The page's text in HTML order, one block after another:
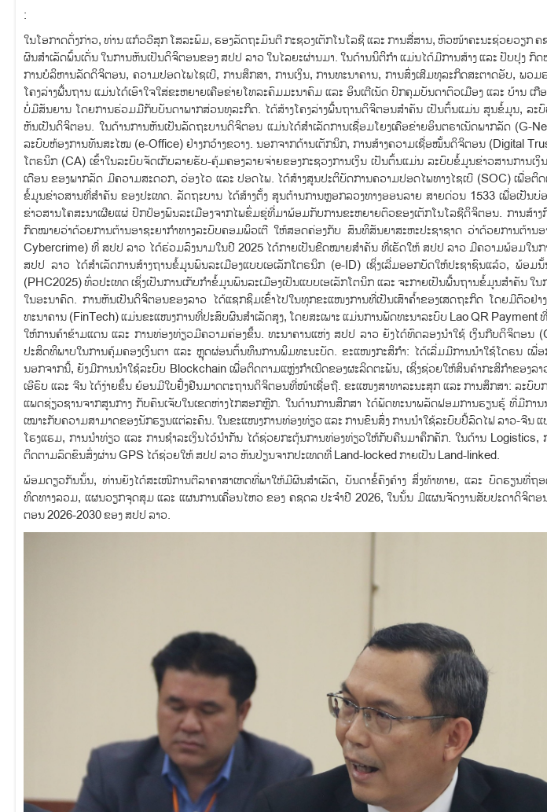
:
ໃນໂອກາດດັ່ງກ່າວ, ​ທ່ານ ແກ້ວວີສຸກ ໂສລະພົມ, ຮອງລັດຖະມົນຕີ ກະຊວງເຕັກໂນໂລຊີ ແລະ ການສື່ສານ, ຫົວໜ້າຄະນະຊ່ວຍວຽກ
ຜົນສຳເລັດພົ້ນເດັ່ນ ໃນການຫັນເປັນດິຈິຕອນຂອງ ສປປ ລາວ ໃນໄລຍະຜ່ານມາ. ໃນດ້ານນິຕິກຳ ແມ່ນໄດ້ມີການສ້າງ ແລະ ປັບປຸງ
ການບໍລິຫານລັດດິຈິຕອນ, ຄວາມປອດໄພໄຊເບີ, ການສຶກສາ, ການເງິນ, ການທະນາຄານ, ການສົ່ງເສີມທຸລະກິດສະຕາດອັບ, ພວ
ໂຄງລ່າງພື້ນຖານ ແມ່ນໄດ້ເອົາໃຈໃສ່ຂະຫຍາຍເຄືອຂ່າຍໂທລະຄົມມະນາຄົມ ແລະ ອິນເຕີເນັດ ປົກຄຸມບັນດາຕົວເມືອງ ແລະ ບ້ານ ເ
ບໍ່ມີສັນຍານ ໂດຍການຮ່ວມມືກັບບັນດາພາກສ່ວນທຸລະກິດ. ໄດ້ສ້າງໂຄງລ່າງພື້ນຖານດິຈິຕອນສຳຄັນ ເປັນຕົ້ນແມ່ນ ສູນຂໍ້ມູນ, ລະບົ
ຫັນເປັນດິຈິຕອນ. ໃນດ້ານການຫັນເປັນລັດຖະບານດິຈິຕອນ ແມ່ນໄດ້ສຳເລັດການເຊື່ອມໂຍງເຄືອຂ່າຍອິນຕຣາເນັດພາກລັດ (G-
ລະບົບຫ້ອງການທັນສະໄໝ (e-Office) ຢ່າງກວ້າງຂວາງ. ນອກຈາກດ້ານເຕັກນິກ, ການສ້າງຄວາມເຊື່ອໝັ້ນດິຈິຕອນ (Digital
ໂຕຣນິກ (CA) ເຂົ້າໃນລະບົບຈັດເກັບລາຍຮັບ-ຄຸ້ມຄອງລາຍຈ່າຍຂອງກະຊວງການເງິນ ເປັນຕົ້ນແມ່ນ ລະບົບຂໍ້ມູນຂ່າວສານການເ
ເດືອນ ຂອງພາກລັດ ມີຄວາມສະດວກ, ວ່ອງໄວ ແລະ ປອດໄພ. ໄດ້ສ້າງສູນປະຕິບັດການຄວາມປອດໄພທາງໄຊເບີ (SOC) ເພື່ອຕິ
ຂໍ້ມູນຂ່າວສານທີ່ສໍາຄັນ ຂອງປະເທດ. ລັດຖະບານ ໄດ້ສ້າງຕັ້ງ ສູນຕ້ານການຫຼອກລວງທາງອອນລາຍ ສາຍດ່ວນ 1533 ເພື່ອເປັນ
ຂ່າວສານໂຄສະນາເຜີຍແຜ່ ປົກປ້ອງພົນລະເມືອງຈາກໄພຂົ່ມຂູ່ທີ່ມາພ້ອມກັບການຂະຫຍາຍຕົວຂອງເຕັກໂນໂລຊີດິຈິຕອນ. ການສ້າ
ກົດໝາຍວ່າດ້ວຍການຕ້ານອາຊະຍາກຳທາງລະບົບຄອມພິວເຕີ ໃຫ້ສອດຄ່ອງກັບ ສົນທິສັນຍາສະຫະປະຊາຊາດ ວ່າດ້ວຍການຕ້ານ
Cybercrime) ທີ່ ສປປ ລາວ ໄດ້ຮ່ວມລົງນາມໃນປີ 2025 ໄດ້ກາຍເປັນຂີດໝາຍສໍາຄັນ ທີ່ເຮັດໃຫ້ ສປປ ລາວ ມີຄວາມພ້ອມໃນ
ສປປ ລາວ ໄດ້ສຳເລັດການສ້າງຖານຂໍ້ມູນພົນລະເມືອງແບບເອເລັກໂຕຣນິກ (e-ID) ເຊິ່ງເລີ່ມອອກບັດໃຫ້ປະຊາຊົນແລ້ວ, ພ້ອມ
(PHC2025) ທົ່ວປະເທດ ເຊິ່ງເປັນການເກັບກໍາຂໍ້ມູນພົນລະເມືອງເປັນແບບເອເລັກໂຕນິກ ແລະ ຈະກາຍເປັນພື້ນຖານຂໍ້ມູນສຳຄັນ
ໃນອະນາຄົດ. ການຫັນເປັນດິຈິຕອນຂອງລາວ ໄດ້ແຊກຊຶມເຂົ້າໄປໃນທຸກຂະແໜງການທີ່ເປັນເສົາຄໍ້າຂອງເສດຖະກິດ ໂດຍມີຕົວຢ່
ທະນາຄານ (FinTech) ແມ່ນຂະແໜງການທີ່ປະສົບຜົນສຳເລັດສູງ, ໂດຍສະເພາະ ແມ່ນການພັດທະນາລະບົບ Lao QR Payment
ໃຫ້ການຄ້າຂ້າມແດນ ແລະ ການທ່ອງທ່ຽວມີຄວາມຄ່ອງຂຶ້ນ. ທະນາຄານແຫ່ງ ສປປ ລາວ ຍັງໄດ້ທົດລອງນຳໃຊ້ ເງິນກີບດິຈິຕອນ
ປະສິດທິພາບໃນການຄຸ້ມຄອງເງິນຕາ ແລະ ຫຼຸດຜ່ອນຕົ້ນທຶນການພິມທະນະບັດ. ຂະແໜງກະສິກຳ: ໄດ້ເລີ່ມມີການນຳໃຊ້ໂດຣນ ເພື່
ນອກຈາກນີ້, ຍັງມີການນຳໃຊ້ລະບົບ Blockchain ເພື່ອຕິດຕາມແຫຼ່ງກຳເນີດຂອງຜະລິດຕະພັນ, ເຊິ່ງຊ່ວຍໃຫ້ສິນຄ້າກະສິກຳຂອງລ
ເອີຣົບ ແລະ ຈີນ ໄດ້ງ່າຍຂຶ້ນ ຍ້ອນມີໃບຢັ້ງຢືນມາດຕະຖານດິຈິຕອນທີ່ໜ້າເຊື່ອຖື. ຂະແໜງສາທາລະນະສຸກ ແລະ ການສຶກສາ: ລະບົບ
ແພດຊ່ຽວຊານຈາກສູນກາງ ກັບຄົນເຈັບໃນເຂດຫ່າງໄກສອກຫຼີກ. ໃນດ້ານການສຶກສາ ໄດ້ພັດທະນາພລັດຟອມການຮຽນຮູ້ ທີ່ມີກາ
ເໝາະກັບຄວາມສາມາດຂອງນັກຮຽນແຕ່ລະຄົນ. ໃນຂະແໜງການທ່ອງທ່ຽວ ແລະ ການຂົນສົ່ງ ການນຳໃຊ້ລະບົບປີ້ລົດໄຟ ລາວ-ຈີນ
ໂຮງແຮມ, ການນຳທ່ຽວ ແລະ ການຊຳລະເງິນໄວ້ນຳກັນ ໄດ້ຊ່ວຍກະຕຸ້ນການທ່ອງທ່ຽວໃຫ້ກັບຄືນມາຄຶກຄັກ. ໃນດ້ານ
ຕິດຕາມລົດຂົນສົ່ງຜ່ານ GPS ໄດ້ຊ່ວຍໃຫ້ ສປປ ລາວ ຫັນປ່ຽນຈາກປະເທດທີ່ Land-locked ກາຍເປັນ Land-linked.
ພ້ອມດຽວກັນນັ້ນ, ທ່ານຍັງໄດ້ສະເໜີການຕີລາຄາສາເຫດທີ່ພາໃຫ້ມີຜົນສຳເລັດ, ບັນດາຂໍ້ຄົງຄ້າງ ສິ່ງທ້າທາຍ, ແລະ ບົດຮຽນທີ່
ທິດທາງລວມ, ແຜນວຽກຈຸດສຸມ ແລະ ແຜນການເຄື່ອນໄຫວ ຂອງ ຄຊດລ ປະຈໍາປີ 2026, ໃນນັ້ນ ມີແຜນຈັດງານສັບປະດາດິຈິຕອ
ຕອນ 2026-2030 ຂອງ ສປປ ລາວ.